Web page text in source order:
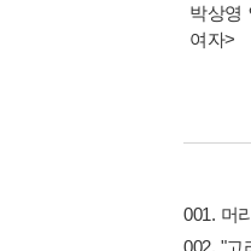
박상영
여자>
001. 머
002. "고